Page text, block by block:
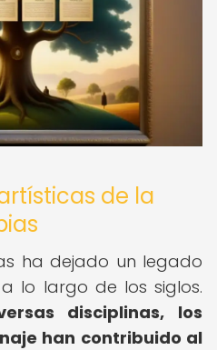
de la
ha dejado un legado
lo largo de los siglos.
disciplinas, los
han contribuido al